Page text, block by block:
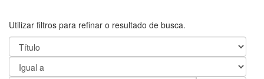
Utilizar filtros para refinar o resultado de busca.